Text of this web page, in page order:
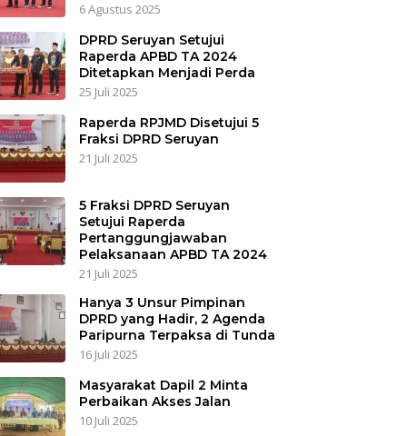
6 Agustus 2025
DPRD Seruyan Setujui
Raperda APBD TA 2024
Ditetapkan Menjadi Perda
25 Juli 2025
Raperda RPJMD Disetujui 5
Fraksi DPRD Seruyan
21 Juli 2025
5 Fraksi DPRD Seruyan
Setujui Raperda
Pertanggungjawaban
Pelaksanaan APBD TA 2024
21 Juli 2025
Hanya 3 Unsur Pimpinan
DPRD yang Hadir, 2 Agenda
Paripurna Terpaksa di Tunda
16 Juli 2025
Masyarakat Dapil 2 Minta
Perbaikan Akses Jalan
10 Juli 2025